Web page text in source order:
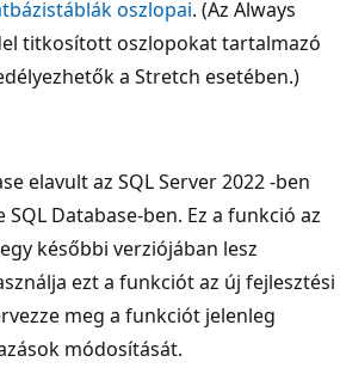
oszlopai. (Az Always
titkosított oszlopokat tartalmazó
a Stretch esetében.)
elavult az SQL Server 2022 -ben
SQL Database-ben. Ez a funkció az
későbbi verziójában lesz
ezt a funkciót az új fejlesztési
meg a funkciót jelenleg
módosítását.